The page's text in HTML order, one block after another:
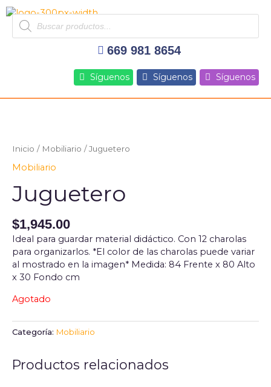
al
contenido
Products
search
669 981 8654
Síguenos Síguenos Síguenos
Inicio / Mobiliario / Juguetero
Mobiliario
Juguetero
$1,945.00
Ideal para guardar material didáctico. Con 12 charolas
para organizarlos. *El color de las charolas puede variar
al mostrado en la imagen* Medida: 84 Frente x 80 Alto
x 30 Fondo cm
Agotado
Categoría: Mobiliario
Productos relacionados